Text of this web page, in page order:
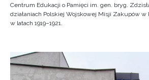
Centrum Edukacji o Pamięci im. gen. bryg.
działaniach Polskiej Wojskowej Misji Zakupów
w latach 1919–1921.